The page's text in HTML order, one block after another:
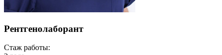
Рентгенолаборант
Стаж работы: